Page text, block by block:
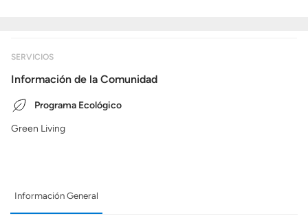
SERVICIOS
Información de la Comunidad
Programa Ecológico
Green Living
Información General